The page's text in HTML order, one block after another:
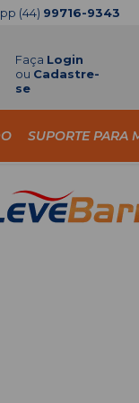
(44) 99716-9343
Faça Login
ou Cadastre-
se
SUPORTE PARA